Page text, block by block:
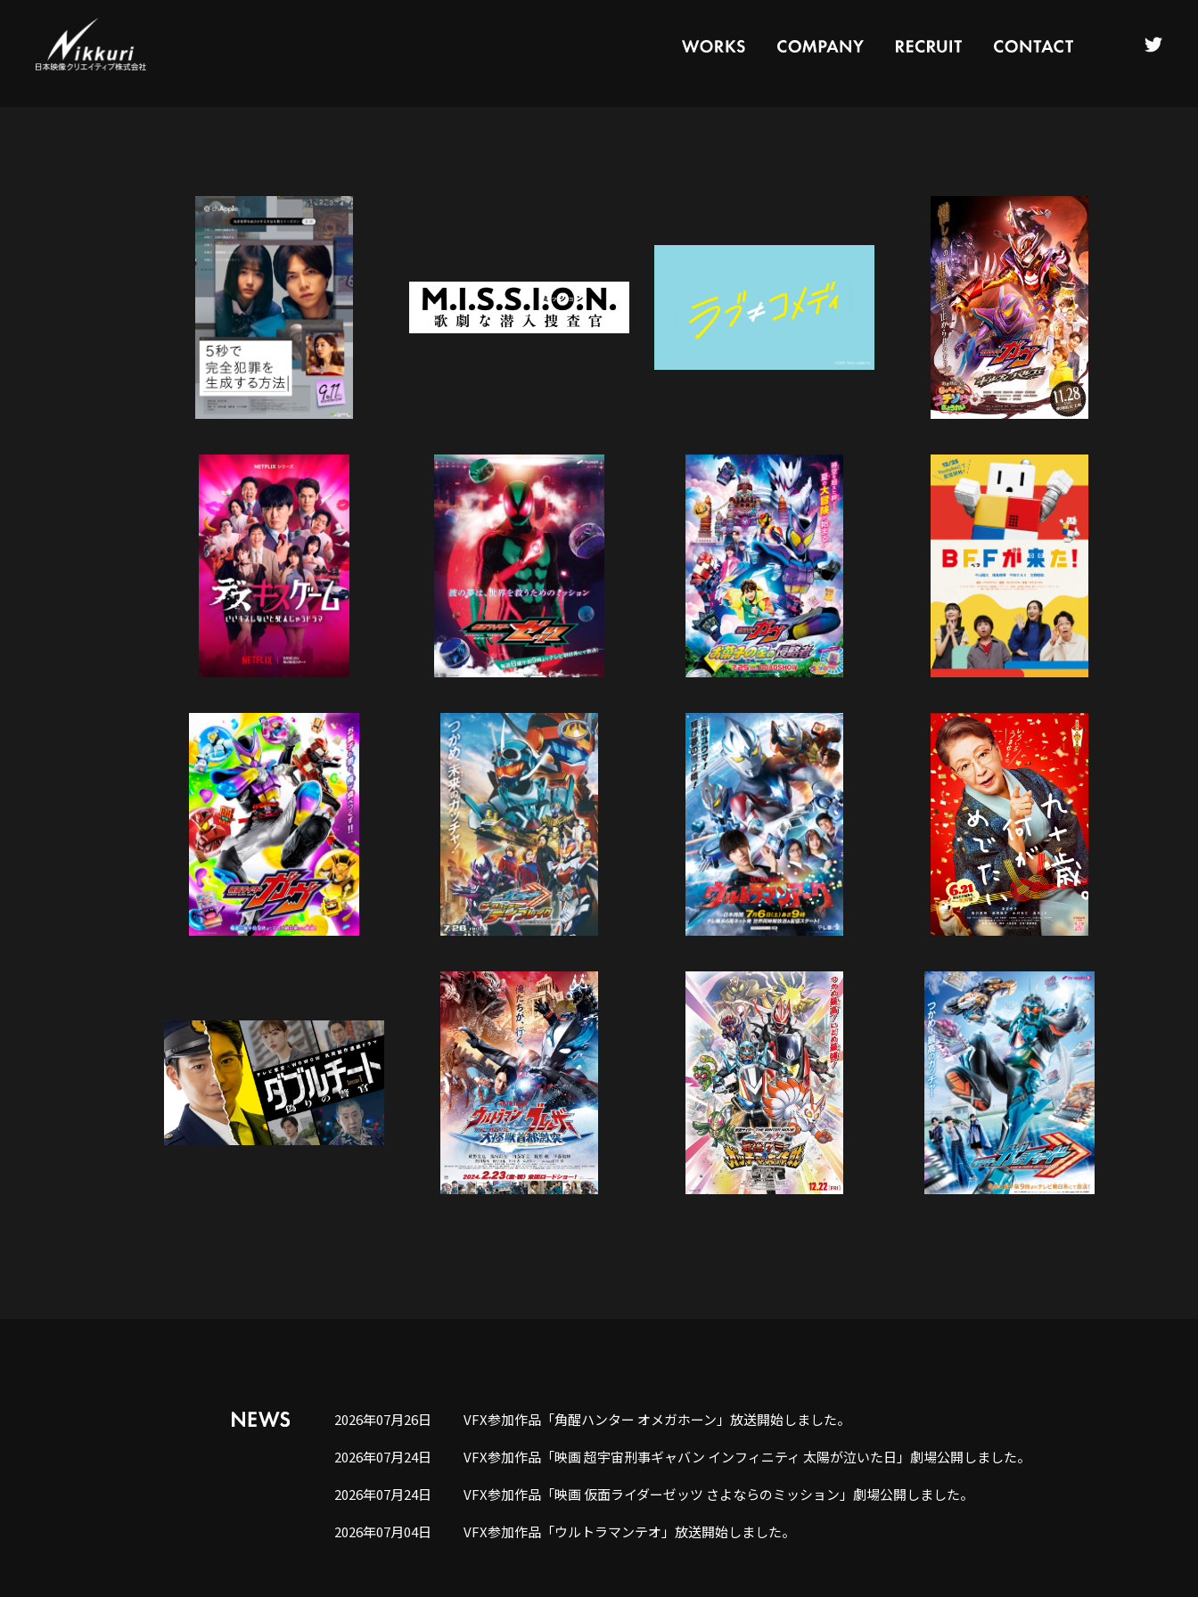
2026年07月26日
VFX参加作品「角醒ハンター オメガホーン」放送開始しました。
2026年07月24日
VFX参加作品「映画 超宇宙刑事ギャバン インフィニティ 太陽が泣いた日」劇場公開しました。
2026年07月24日
VFX参加作品「映画 仮面ライダーゼッツ さよならのミッション」劇場公開しました。
2026年07月04日
VFX参加作品「ウルトラマンテオ」放送開始しました。